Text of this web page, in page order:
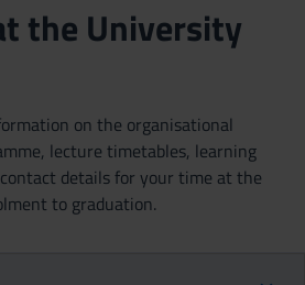
the University
on the organisational
lecture timetables, learning
details for your time at the
to graduation.